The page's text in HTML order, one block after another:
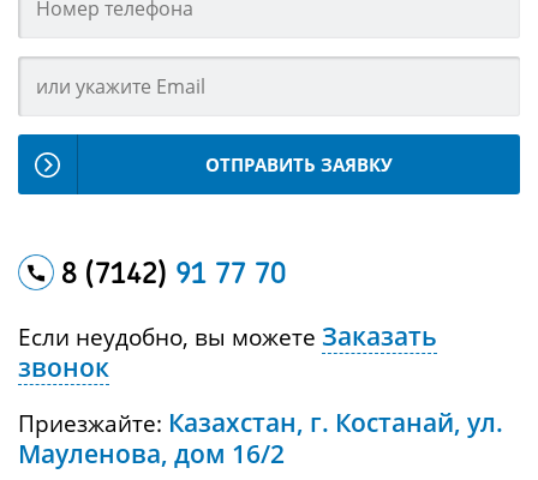
ОТПРАВИТЬ ЗАЯВКУ
8 (7142) 91 77 70
Если неудобно, вы можете Заказать
звонок
Приезжайте: Казахстан, г. Костанай, ул.
Мауленова, дом 16/2